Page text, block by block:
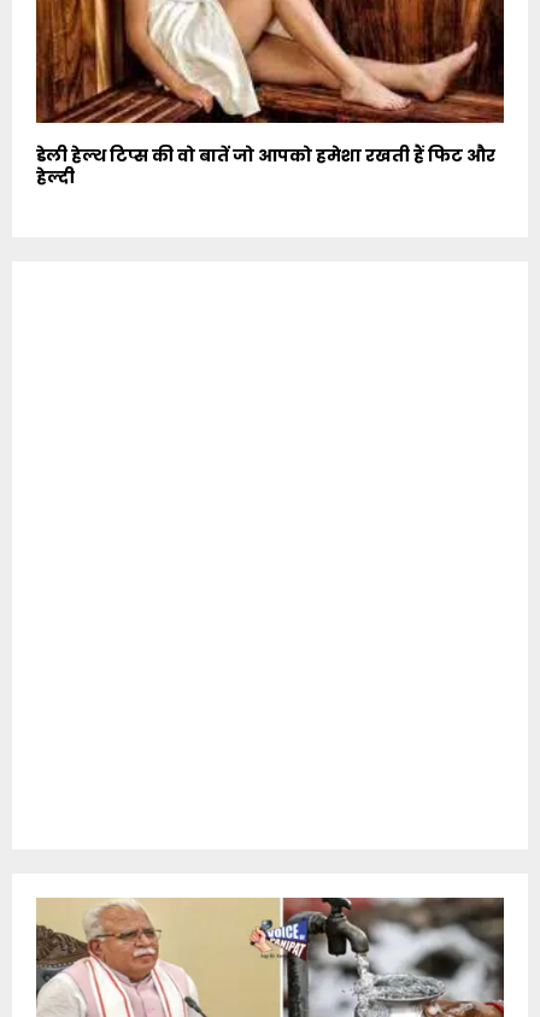
डेली हेल्थ टिप्स की वो बातें जो आपको हमेशा रखती हैं फिट और
हेल्दी